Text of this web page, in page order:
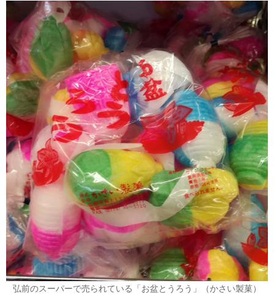
弘前のスーパーで売られている「お盆とうろう」（かさい製菓）